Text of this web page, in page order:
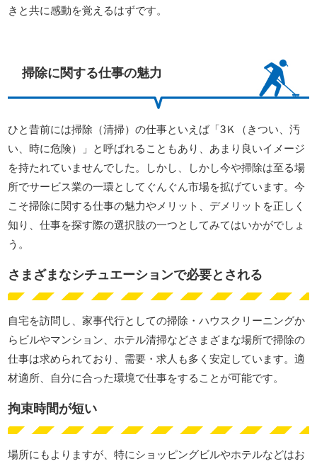
きと共に感動を覚えるはずです。
掃除に関する仕事の魅力
ひと昔前には掃除（清掃）の仕事といえば「3Ｋ（きつい、汚
い、時に危険）」と呼ばれることもあり、あまり良いイメージ
を持たれていませんでした。しかし、しかし今や掃除は至る場
所でサービス業の一環としてぐんぐん市場を拡げています。今
こそ掃除に関する仕事の魅力やメリット、デメリットを正しく
知り、仕事を探す際の選択肢の一つとしてみてはいかがでしょ
う。
さまざまなシチュエーションで必要とされる
自宅を訪問し、家事代行としての掃除・ハウスクリーニングか
らビルやマンション、ホテル清掃などさまざまな場所で掃除の
仕事は求められており、需要・求人も多く安定しています。適
材適所、自分に合った環境で仕事をすることが可能です。
拘束時間が短い
場所にもよりますが、特にショッピングビルやホテルなどはお